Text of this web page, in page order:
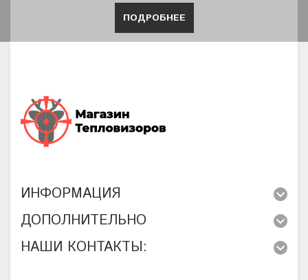
ПОДРОБНЕЕ
ИНФОРМАЦИЯ
ДОПОЛНИТЕЛЬНО
НАШИ КОНТАКТЫ: